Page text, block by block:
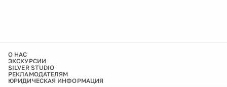
О НАС
ЭКСКУРСИИ
SILVER STUDIO
РЕКЛАМОДАТЕЛЯМ
ЮРИДИЧЕСКАЯ ИНФОРМАЦИЯ